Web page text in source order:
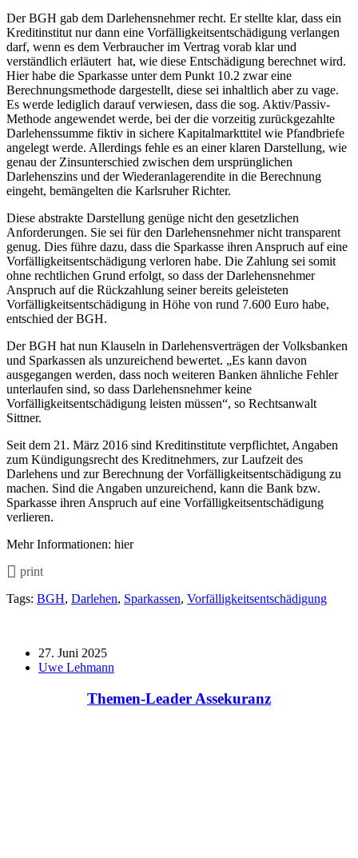
Der BGH gab dem Darlehensnehmer recht. Er stellte klar, dass ein
Kreditinstitut nur dann eine Vorfälligkeitsentschädigung verlangen
darf, wenn es dem Verbraucher im Vertrag vorab klar und
verständlich erläutert hat, wie diese Entschädigung berechnet wird.
Hier habe die Sparkasse unter dem Punkt 10.2 zwar eine
Berechnungsmethode dargestellt, diese sei inhaltlich aber zu vage.
Es werde lediglich darauf verwiesen, dass die sog. Aktiv/Passiv-
Methode angewendet werde, bei der die vorzeitig zurückgezahlte
Darlehenssumme fiktiv in sichere Kapitalmarkttitel wie Pfandbriefe
angelegt werde. Allerdings fehle es an einer klaren Darstellung, wie
genau der Zinsunterschied zwischen dem ursprünglichen
Darlehenszins und der Wiederanlagerendite in die Berechnung
eingeht, bemängelten die Karlsruher Richter.
Diese abstrakte Darstellung genüge nicht den gesetzlichen
Anforderungen. Sie sei für den Darlehensnehmer nicht transparent
genug. Dies führe dazu, dass die Sparkasse ihren Anspruch auf eine
Vorfälligkeitsentschädigung verloren habe. Die Zahlung sei somit
ohne rechtlichen Grund erfolgt, so dass der Darlehensnehmer
Anspruch auf die Rückzahlung seiner bereits geleisteten
Vorfälligkeitsentschädigung in Höhe von rund 7.600 Euro habe,
entschied der BGH.
Der BGH hat nun Klauseln in Darlehensverträgen der Volksbanken
und Sparkassen als unzureichend bewertet. „Es kann davon
ausgegangen werden, dass noch weiteren Banken ähnliche Fehler
unterlaufen sind, so dass Darlehensnehmer keine
Vorfälligkeitsentschädigung leisten müssen“, so Rechtsanwalt
Sittner.
Seit dem 21. März 2016 sind Kreditinstitute verpflichtet, Angaben
zum Kündigungsrecht des Kreditnehmers, zur Laufzeit des
Darlehens und zur Berechnung der Vorfälligkeitsentschädigung zu
machen. Sind die Angaben unzureichend, kann die Bank bzw.
Sparkasse ihren Anspruch auf eine Vorfälligkeitsentschädigung
verlieren.
Mehr Informationen: hier
print
Tags: BGH, Darlehen, Sparkassen, Vorfälligkeitsentschädigung
27. Juni 2025
Uwe Lehmann
Themen-Leader Assekuranz